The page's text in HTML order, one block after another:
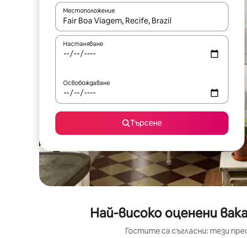
Местоположение
Когато резултатите се покажат, използвайте
Настаняване
Освобождаване
Търсене
Най-високо оценени
Гостите са съгласни: тези